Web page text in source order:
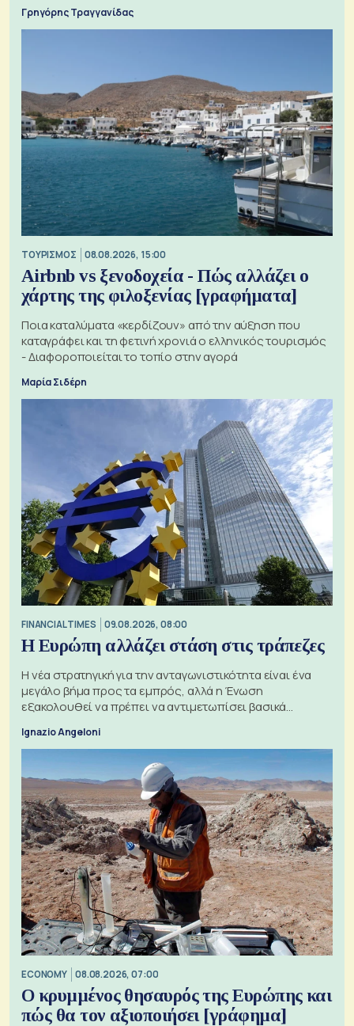
Γρηγόρης Τραγγανίδας
ΤΟΥΡΙΣΜΟΣ 08.08.2026, 15:00
Airbnb vs ξενοδοχεία - Πώς αλλάζει ο
χάρτης της φιλοξενίας [γραφήματα]
Ποια καταλύματα «κερδίζουν» από την αύξηση που
καταγράφει και τη φετινή χρονιά ο ελληνικός τουρισμός
- Διαφοροποιείται το τοπίο στην αγορά
Μαρία Σιδέρη
FINANCIAL TIMES 09.08.2026, 08:00
Η Ευρώπη αλλάζει στάση στις τράπεζες
Η νέα στρατηγική για την ανταγωνιστικότητα είναι ένα
μεγάλο βήμα προς τα εμπρός, αλλά η Ένωση
εξακολουθεί να πρέπει να αντιμετωπίσει βασικά
Ignazio Angeloni
ECONOMY 08.08.2026, 07:00
Ο κρυμμένος θησαυρός της Ευρώπης και
πώς θα τον αξιοποιήσει [γράφημα]